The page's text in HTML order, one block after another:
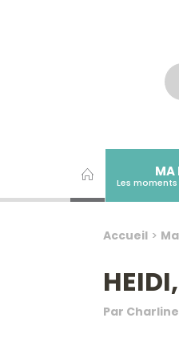
MA
Les
Accueil>
Par